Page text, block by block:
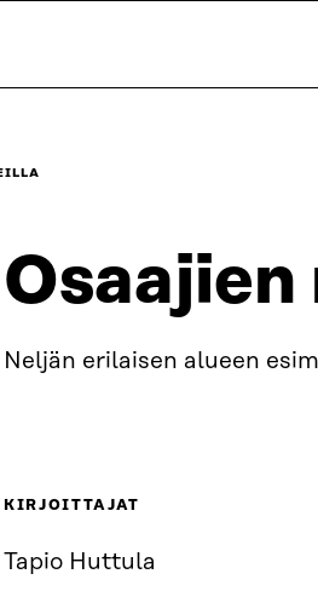
Neljän erilaisen alueen
KIRJOITTAJAT
Tapio Huttula